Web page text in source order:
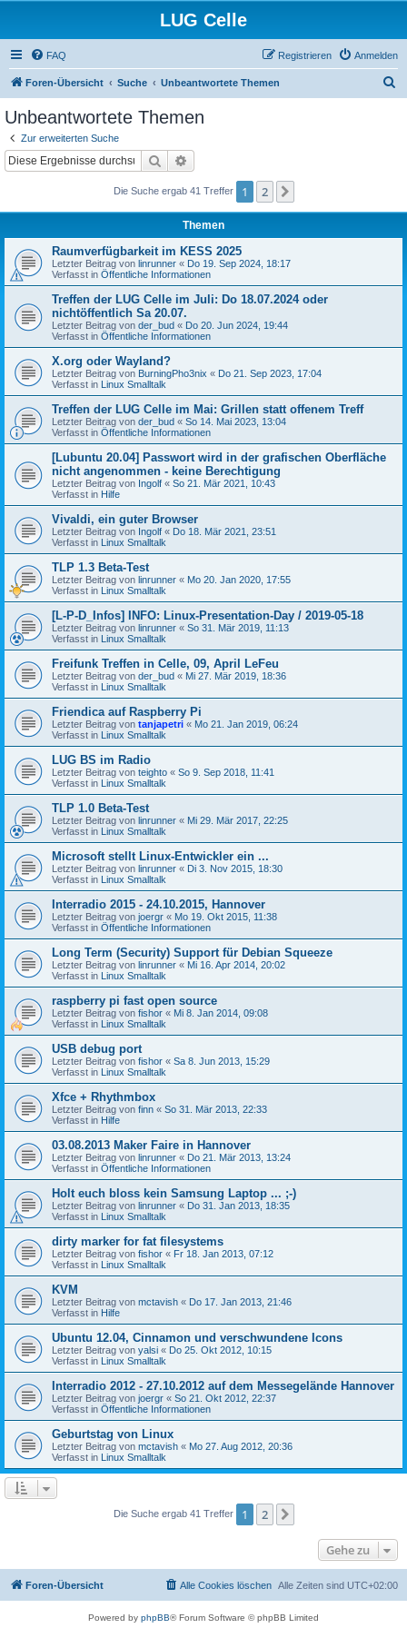
LUG Celle
FAQ Anmelden
Registrieren
Foren-Übersicht Suche Unbeantwortete Themen
Unbeantwortete Themen
Zur erweiterten Suche
Suche
Die Suche ergab 41 Treffer 1 2
Themen
Raumverfügbarkeit im KESS 2025
Letzter Beitrag von linrunner « Do 19. Sep 2024, 18:17
Verfasst in Öffentliche Informationen
Treffen der LUG Celle im Juli: Do 18.07.2024 oder
nichtöffentlich Sa 20.07.
Letzter Beitrag von der_bud « Do 20. Jun 2024, 19:44
Verfasst in Öffentliche Informationen
X.org oder Wayland?
Letzter Beitrag von BurningPho3nix « Do 21. Sep 2023, 17:04
Verfasst in Linux Smalltalk
Treffen der LUG Celle im Mai: Grillen statt offenem Treff
Letzter Beitrag von der_bud « So 14. Mai 2023, 13:04
Verfasst in Öffentliche Informationen
[Lubuntu 20.04] Passwort wird in der grafischen Oberfläche
nicht angenommen - keine Berechtigung
Letzter Beitrag von Ingolf « So 21. Mär 2021, 10:43
Verfasst in Hilfe
Vivaldi, ein guter Browser
Letzter Beitrag von Ingolf « Do 18. Mär 2021, 23:51
Verfasst in Linux Smalltalk
TLP 1.3 Beta-Test
Letzter Beitrag von linrunner « Mo 20. Jan 2020, 17:55
Verfasst in Linux Smalltalk
[L-P-D_Infos] INFO: Linux-Presentation-Day / 2019-05-18
Letzter Beitrag von linrunner « So 31. Mär 2019, 11:13
Verfasst in Linux Smalltalk
Freifunk Treffen in Celle, 09, April LeFeu
Letzter Beitrag von der_bud « Mi 27. Mär 2019, 18:36
Verfasst in Linux Smalltalk
Friendica auf Raspberry Pi
Letzter Beitrag von tanjapetri « Mo 21. Jan 2019, 06:24
Verfasst in Linux Smalltalk
LUG BS im Radio
Letzter Beitrag von teighto « So 9. Sep 2018, 11:41
Verfasst in Linux Smalltalk
TLP 1.0 Beta-Test
Letzter Beitrag von linrunner « Mi 29. Mär 2017, 22:25
Verfasst in Linux Smalltalk
Microsoft stellt Linux-Entwickler ein ...
Letzter Beitrag von linrunner « Di 3. Nov 2015, 18:30
Verfasst in Linux Smalltalk
Interradio 2015 - 24.10.2015, Hannover
Letzter Beitrag von joergr « Mo 19. Okt 2015, 11:38
Verfasst in Öffentliche Informationen
Long Term (Security) Support für Debian Squeeze
Letzter Beitrag von linrunner « Mi 16. Apr 2014, 20:02
Verfasst in Linux Smalltalk
raspberry pi fast open source
Letzter Beitrag von fishor « Mi 8. Jan 2014, 09:08
Verfasst in Linux Smalltalk
USB debug port
Letzter Beitrag von fishor « Sa 8. Jun 2013, 15:29
Verfasst in Linux Smalltalk
Xfce + Rhythmbox
Letzter Beitrag von finn « So 31. Mär 2013, 22:33
Verfasst in Hilfe
03.08.2013 Maker Faire in Hannover
Letzter Beitrag von linrunner « Do 21. Mär 2013, 13:24
Verfasst in Öffentliche Informationen
Holt euch bloss kein Samsung Laptop ... ;-)
Letzter Beitrag von linrunner « Do 31. Jan 2013, 18:35
Verfasst in Linux Smalltalk
dirty marker for fat filesystems
Letzter Beitrag von fishor « Fr 18. Jan 2013, 07:12
Verfasst in Linux Smalltalk
KVM
Letzter Beitrag von mctavish « Do 17. Jan 2013, 21:46
Verfasst in Hilfe
Ubuntu 12.04, Cinnamon und verschwundene Icons
Letzter Beitrag von yalsi « Do 25. Okt 2012, 10:15
Verfasst in Linux Smalltalk
Interradio 2012 - 27.10.2012 auf dem Messegelände Hannover
Letzter Beitrag von joergr « So 21. Okt 2012, 22:37
Verfasst in Öffentliche Informationen
Geburtstag von Linux
Letzter Beitrag von mctavish « Mo 27. Aug 2012, 20:36
Verfasst in Linux Smalltalk
Die Suche ergab 41 Treffer 1 2
Gehe zu
Foren-Übersicht Alle Zeiten sind UTC+02:00
Alle Cookies löschen
Powered by phpBB® Forum Software © phpBB Limited